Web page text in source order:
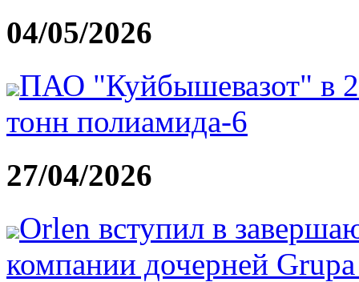
04/05/2026
ПАО "Куйбышевазот" в
тонн полиамида-6
27/04/2026
Orlen вступил в
компании дочерней